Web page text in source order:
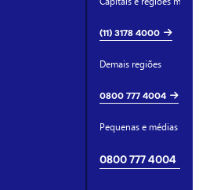
(11) 3178 4000
Demais regiões
0800 777 4004
Pequenas e médias
0800 777 4004